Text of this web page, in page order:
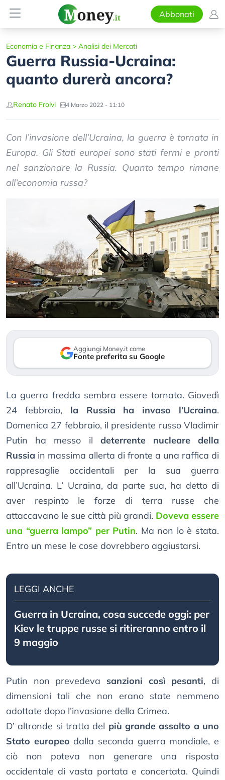
Abbonati
Economia e Finanza > Analisi dei Mercati
Guerra Russia-Ucraina:
quanto durerà ancora?
Renato Frolvi 4 Marzo 2022 - 11:10
Con l’invasione dell’Ucraina, la guerra è tornata in
Europa. Gli Stati europei sono stati fermi e pronti
nel sanzionare la Russia. Quanto tempo rimane
all’economia russa?
Aggiungi Money.it come
Fonte preferita su Google
La guerra fredda sembra essere tornata. Giovedì
24 febbraio, la Russia ha invaso l’Ucraina.
Domenica 27 febbraio, il presidente russo Vladimir
Putin ha messo il deterrente nucleare della
Russia in massima allerta di fronte a una raffica di
rappresaglie occidentali per la sua guerra
all’Ucraina. L’ Ucraina, da parte sua, ha detto di
aver respinto le forze di terra russe che
attaccavano le sue città più grandi. Doveva essere
una “guerra lampo” per Putin. Ma non lo è stata.
Entro un mese le cose dovrebbero aggiustarsi.
LEGGI ANCHE
Guerra in Ucraina, cosa succede oggi: per
Kiev le truppe russe si ritireranno entro il
9 maggio
Putin non prevedeva sanzioni così pesanti, di
dimensioni tali che non erano state nemmeno
adottate dopo l’invasione della Crimea.
D’ altronde si tratta del più grande assalto a uno
Stato europeo dalla seconda guerra mondiale, e
ciò non poteva non generare una risposta
occidentale di vasta portata e concertata. Quindi